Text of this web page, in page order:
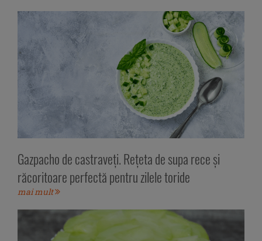
Gazpacho de castraveți. Rețeta de supa rece și
răcoritoare perfectă pentru zilele toride
mai mult